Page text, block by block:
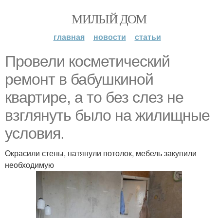
МИЛЫЙ ДОМ
главная новости статьи
Провели косметический
ремонт в бабушкиной
квартире, а то без слез не
взглянуть было на жилищные
условия.
Окрасили стены, натянули потолок, мебель закупили
необходимую